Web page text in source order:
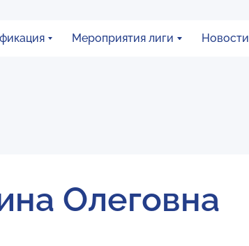
Мероприятия лиги Новости
Олеговна